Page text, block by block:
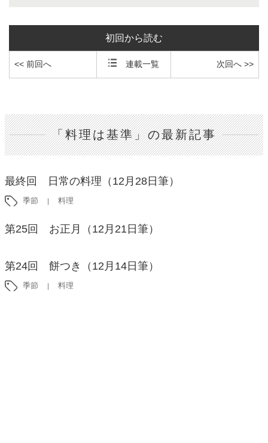
初回から読む
<< 前回へ 連載一覧 次回へ >>
「料理は基準」の最新記事
最終回 日常の料理（12月28日筆）
季節 料理
第25回 お正月（12月21日筆）
第24回 餅つき（12月14日筆）
季節 料理